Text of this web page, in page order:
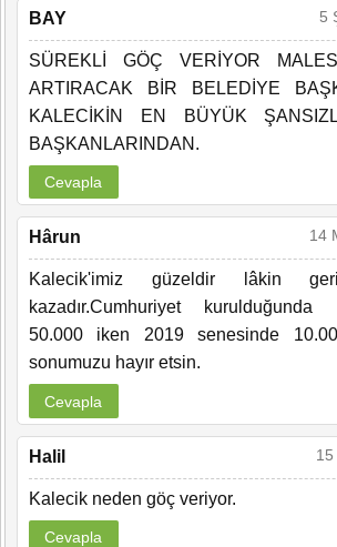
BAY 5
SÜREKLİ GÖÇ VERİYOR
ARTIRACAK BİR BELEDİYE
KALECİKİN EN BÜYÜK
BAŞKANLARINDAN.
Cevapla
Hârun 14
Kalecik'imiz güzeldir lâkin
kazadır.Cumhuriyet
50.000 iken 2019 senesinde
sonumuzu hayır etsin.
Cevapla
Halil 15
Kalecik neden göç veriyor.
Cevapla